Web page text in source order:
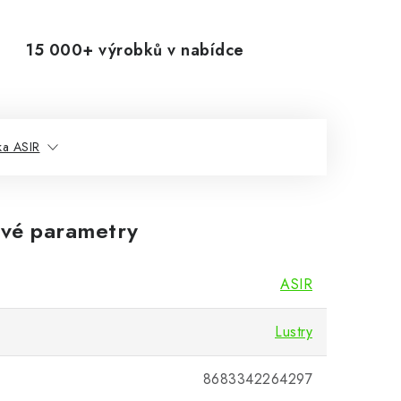
15 000+ výrobků v nabídce
ASIR
parametry
ASIR
Lustry
8683342264297